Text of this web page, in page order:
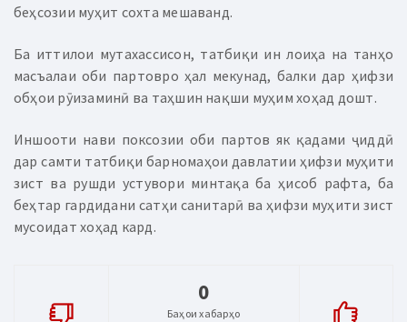
беҳсозии муҳит сохта мешаванд.
Ба иттилои мутахассисон, татбиқи ин лоиҳа на танҳо
масъалаи оби партовро ҳал мекунад, балки дар ҳифзи
обҳои рӯизаминӣ ва таҳшин нақши муҳим хоҳад дошт.
Иншооти нави поксозии оби партов як қадами ҷиддӣ
дар самти татбиқи барномаҳои давлатии ҳифзи муҳити
зист ва рушди устувори минтақа ба ҳисоб рафта, ба
беҳтар гардидани сатҳи санитарӣ ва ҳифзи муҳити зист
мусоидат хоҳад кард.
0
Баҳои хабарҳо